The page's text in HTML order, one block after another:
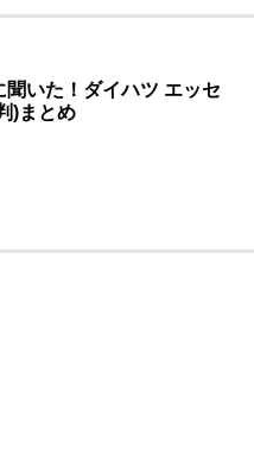
いた！ダイハツ エッセ
)まとめ